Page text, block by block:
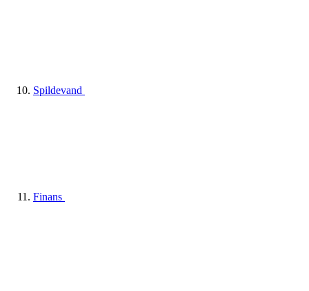
Spildevand
Finans